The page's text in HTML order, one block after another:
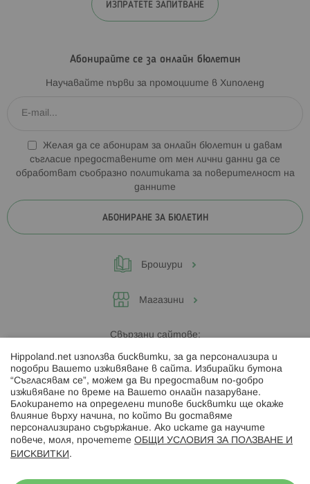
ИЗПРАТЕТЕ ЗАПИТВАНЕ
Абонирайте се за онлайн бюлетин
Научавайте първи за промоциите в Хиполенд
Желая да се абонирам за онлайн бюлетин и давам
съгласие предоставените от мен лични данни да се
обработват съобразно политиката за поверителност на
данните
АБОНИРАНЕ ЗА БЮЛЕТИН
Брошури
Магазини
Свързани сайтове:
Hippoland.ro
Последвайте ни:
Hippoland.net използва бисквитки, за да персонализира и
подобри Вашето изживяване в сайта. Избирайки бутона
“Съгласявам се”, можем да Ви предоставим по-добро
изживяване по време на Вашето онлайн пазаруване.
Блокирането на определени типове бисквитки ще окаже
влияние върху начина, по който Ви доставяме
персонализирано съдържание. Ако искате да научите
повече, моля, прочетете ОБЩИ УСЛОВИЯ ЗА ПОЛЗВАНЕ И
БИСКВИТКИ .